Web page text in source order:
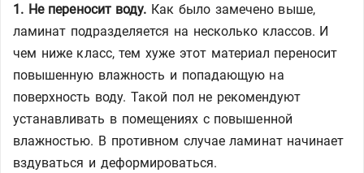
1. Не переносит воду. Как было замечено выше,
ламинат подразделяется на несколько классов. И
чем ниже класс, тем хуже этот материал переносит
повышенную влажность и попадающую на
поверхность воду. Такой пол не рекомендуют
устанавливать в помещениях с повышенной
влажностью. В противном случае ламинат начинает
вздуваться и деформироваться.